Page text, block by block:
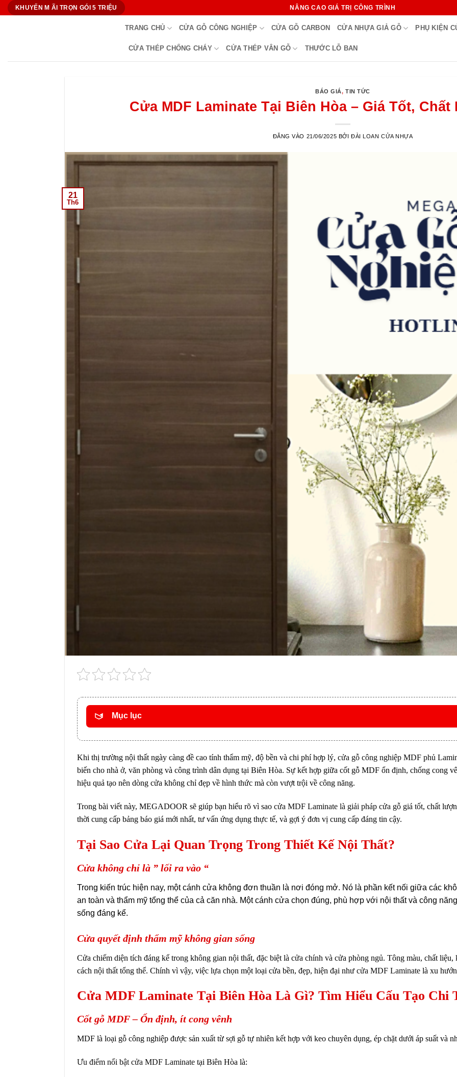
Bỏ
KHUYẾN M ÃI TRỌN GÓI 5 TRIỆU NÂNG CAO GIÁ TRỊ CÔNG TRÌNH
TRANG CHỦ CỬA GỖ CÔNG NGHIỆP CỬA GỖ CARBON CỬA NHỰA GIẢ GỖ PHỤ KIỆN
CỬA THÉP CHỐNG CHÁY CỬA THÉP VÂN GỖ THƯỚC LỖ BAN
BÁO GIÁ,TIN TỨC
Cửa MDF Laminate Tại Biên Hòa – Giá Tốt,
ĐĂNG VÀO 21/06/2025 BỞI ĐÀI LOAN CỬA NHỰA
21
Th6
Mục lục
Khi thị trường nội thất ngày càng đề cao tính thẩm mỹ, độ bền và chi phí hợp lý, cửa gỗ công nghiệp MDF phủ
biến cho nhà ở, văn phòng và công trình dân dụng tại Biên Hòa. Sự kết hợp giữa cốt gỗ MDF ổn định, chống cong
hiệu quả tạo nên dòng cửa không chỉ đẹp về hình thức mà còn vượt trội về công năng.
Trong bài viết này, MEGADOOR sẽ giúp bạn hiểu rõ vì sao cửa MDF Laminate là giải pháp cửa gỗ giá tốt, chất
thời cung cấp bảng báo giá mới nhất, tư vấn ứng dụng thực tế, và gợi ý đơn vị cung cấp đáng tin cậy.
Tại Sao Cửa Lại Quan Trọng Trong Thiết Kế Nội Thất?
Cửa không chỉ là ” lối ra vào “
Trong kiến trúc hiện nay, một cánh cửa không đơn thuần là nơi đóng mở. Nó là phần kết nối giữa các
an toàn và thẩm mỹ tổng thể của cả căn nhà. Một cánh cửa chọn đúng, phù hợp với nội thất và công
sống đáng kể.
Cửa quyết định thẩm mỹ không gian sống
Cửa chiếm diện tích đáng kể trong không gian nội thất, đặc biệt là cửa chính và cửa phòng ngủ. Tông màu, chất
cách nội thất tổng thể. Chính vì vậy, việc lựa chọn một loại cửa bền, đẹp, hiện đại như cửa MDF Laminate là xu
Cửa MDF Laminate Tại Biên Hòa Là Gì? Tìm Hiểu Cấu Tạo Chi
Cốt gỗ MDF – Ổn định, ít cong vênh
MDF là loại gỗ công nghiệp được sản xuất từ sợi gỗ tự nhiên kết hợp với keo chuyên dụng, ép chặt dưới áp suất và
Ưu điểm nổi bật cửa MDF Laminate tại Biên Hòa là: